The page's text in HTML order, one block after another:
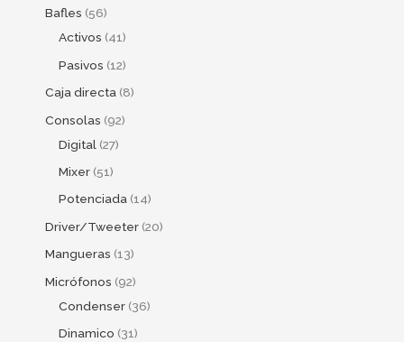
Bafles 56
Activos 41
Pasivos 12
Caja directa 8
Consolas 92
Digital 27
Mixer 51
Potenciada 14
Driver/Tweeter 20
Mangueras 13
Micrófonos 92
Condenser 36
Dinamico 31